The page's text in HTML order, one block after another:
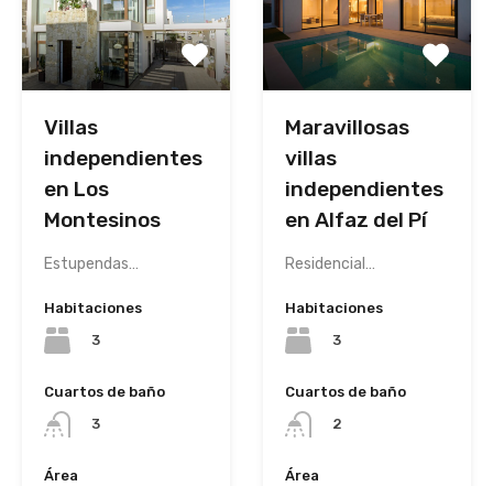
Villas
independientes
en Los
Montesinos
Estupendas…
Habitaciones
3
Cuartos de baño
3
Área
Maravillosas
villas
independientes
en Alfaz del Pí
Residencial…
Habitaciones
3
Cuartos de baño
2
Área